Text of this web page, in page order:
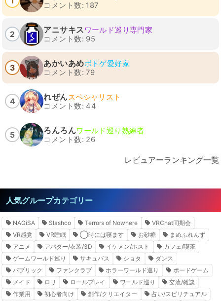
コメント数: 187
2 アニサキス ワールド巡り専門家
コメント数: 95
3 あかいあめボドゲ愛好家
コメント数: 79
4 れぜんスペシャリスト
コメント数: 44
5 ろんろんワールド巡り熟練者
コメント数: 26
レビュアーランキング一覧
人気グループカテゴリー
NAGiSA Slashco Terrors of Nowhere
VRChat同期会
VR感覚
VR睡眠 ◯時には寝ます お砂糖
まめふれんず
アニメ
アバター/衣装/3D イケメン/ホスト
カフェ/喫茶
ゲームワールド巡り
サキュバス ショタ
ダンス
パブリック
ファンクラブ ホラーワールド巡り
ボードゲーム
メイド
ロリ ロールプレイ ワールド巡り
交流/雑談
作業用
初心者向け 創作/クリエイター
占い/スピリチュアル